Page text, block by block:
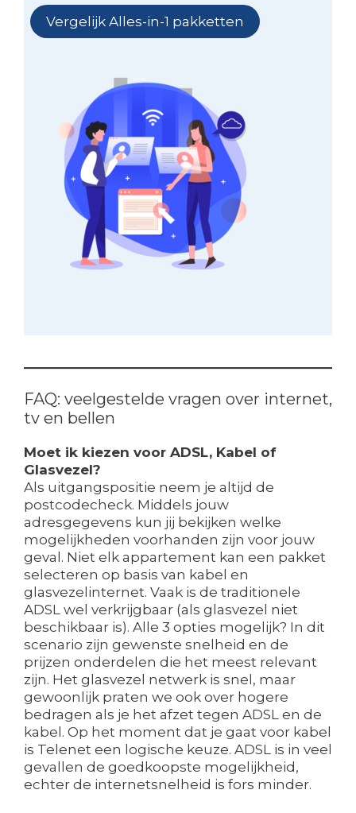
Vergelijk Alles-in-1 pakketten
FAQ: veelgestelde vragen over internet,
tv en bellen
Moet ik kiezen voor ADSL, Kabel of
Glasvezel?
Als uitgangspositie neem je altijd de
postcodecheck. Middels jouw
adresgegevens kun jij bekijken welke
mogelijkheden voorhanden zijn voor jouw
geval. Niet elk appartement kan een pakket
selecteren op basis van kabel en
glasvezelinternet. Vaak is de traditionele
ADSL wel verkrijgbaar (als glasvezel niet
beschikbaar is). Alle 3 opties mogelijk? In dit
scenario zijn gewenste snelheid en de
prijzen onderdelen die het meest relevant
zijn. Het glasvezel netwerk is snel, maar
gewoonlijk praten we ook over hogere
bedragen als je het afzet tegen ADSL en de
kabel. Op het moment dat je gaat voor kabel
is Telenet een logische keuze. ADSL is in veel
gevallen de goedkoopste mogelijkheid,
echter de internetsnelheid is fors minder.